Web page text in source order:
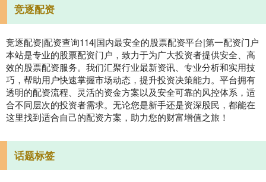
竞逐配资
竞逐配资|配资查询114|国内最安全的股票配资平台|第一配资门户
本站是专业的股票配资门户，致力于为广大投资者提供安全、高
效的股票配资服务。我们汇聚行业最新资讯、专业分析和实用技
巧，帮助用户快速掌握市场动态，提升投资决策能力。平台拥有
透明的配资流程、灵活的资金方案以及安全可靠的风控体系，适
合不同层次的投资者需求。无论您是新手还是资深股民，都能在
这里找到适合自己的配资方案，助力您的财富增值之旅！
话题标签